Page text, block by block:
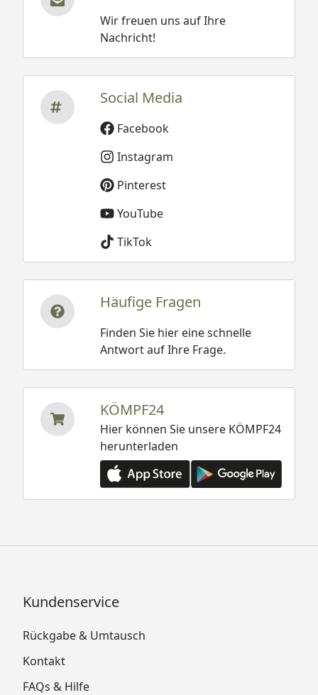
Wir freuen uns auf Ihre
Nachricht!
Social Media
Facebook
Instagram
Pinterest
YouTube
TikTok
Häufige Fragen
Finden Sie hier eine schnelle
Antwort auf Ihre Frage.
KÖMPF24
Hier können Sie unsere KÖMPF24
herunterladen
Kundenservice
Rückgabe & Umtausch
Kontakt
FAQs & Hilfe